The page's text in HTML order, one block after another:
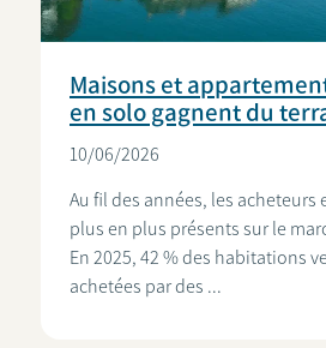
Maisons et
en solo gagnent du
10/06/2026
Au fil des années, les acheteurs
plus en plus présents sur le
En 2025, 42 % des habitations
achetées par des ...